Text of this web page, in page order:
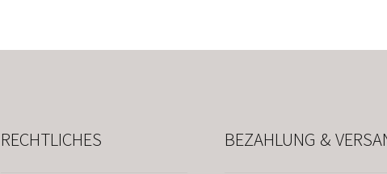
RECHTLICHES BEZAHLUNG &